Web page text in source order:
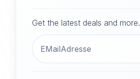
Get the latest deals and more.